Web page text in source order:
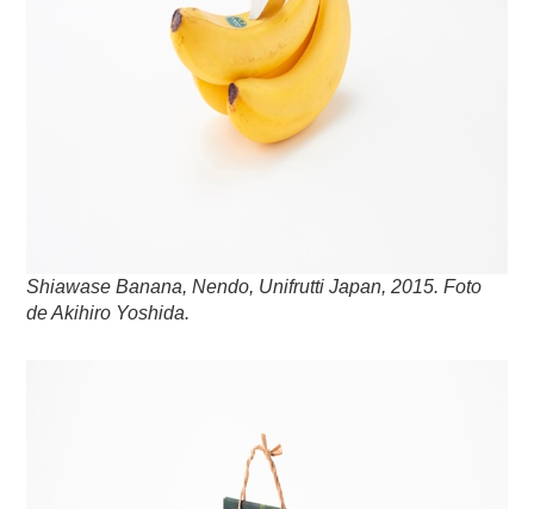
Shiawase Banana, Nendo, Unifrutti Japan, 2015. Foto
de Akihiro Yoshida.